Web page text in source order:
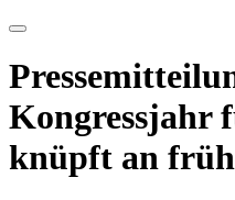
Kongressjahr
knüpft an